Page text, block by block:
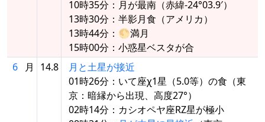
10時35分：月が最南（赤緯-24°03.9′）
13時30分：半影月食（アメリカ）
13時44分：🌕満月
15時00分：小惑星ベスタが合
6
月 14.8
月と土星が接近
01時26分：いて座χ1星（5.0等）の食（東
京：暗縁から出現、高度27°）
02時14分：カシオペヤ座RZ星が極小